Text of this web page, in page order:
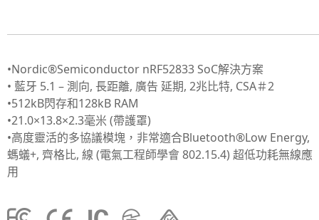
•Nordic®Semiconductor nRF52833 SoC解決方案
• 藍牙 5.1 – 測向, 長距離, 廣告 延期, 2兆比特, CSA＃2
•512kB閃存和128kB RAM
•21.0×13.8×2.3毫米 (帶護罩)
•高度靈活的多協議模塊，非常適合Bluetooth®Low Energy,
螞蟻+, 齊格比, 線 (電氣工程師學會 802.15.4) 超低功耗無線應
用